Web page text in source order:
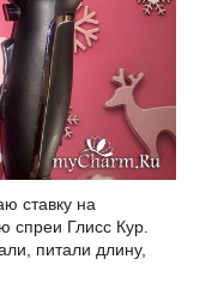
ставку на
Глисс Кур.
питали длину,